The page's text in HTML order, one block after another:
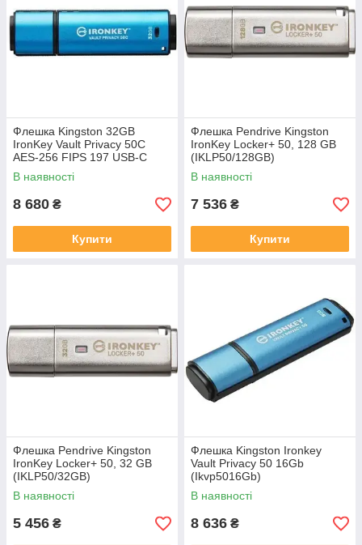
Флешка Kingston 32GB
IronKey Vault Privacy 50C
AES-256 FIPS 197 USB-C
(IKVP50C32GB)
В наявності
8 680 ₴
Купити
Флешка Pendrive Kingston
IronKey Locker+ 50, 128 GB
(IKLP50/128GB)
В наявності
7 536 ₴
Купити
Флешка Pendrive Kingston
IronKey Locker+ 50, 32 GB
(IKLP50/32GB)
В наявності
5 456 ₴
Флешка Kingston Ironkey
Vault Privacy 50 16Gb
(Ikvp5016Gb)
В наявності
8 636 ₴